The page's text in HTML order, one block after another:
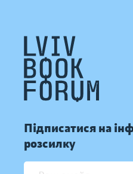
Підписатися на
розсилку